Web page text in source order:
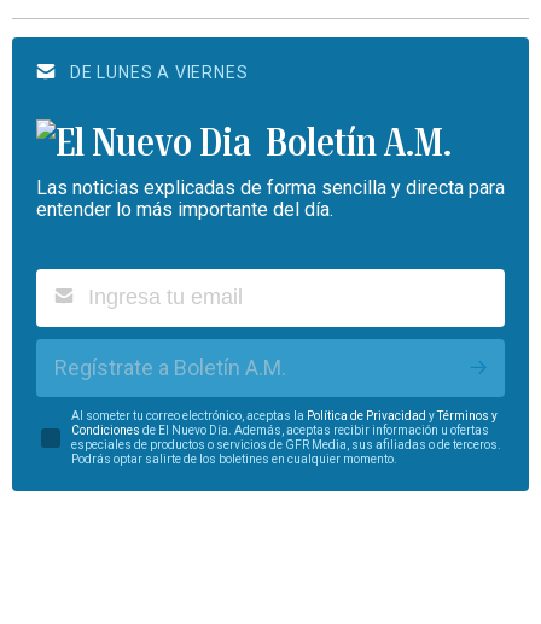
DE LUNES A VIERNES
Boletín A.M.
Las noticias explicadas de forma sencilla y directa para
entender lo más importante del día.
Regístrate a Boletín A.M.
Al someter tu correo electrónico, aceptas la Política de Privacidad yTérminos y
Condiciones de El Nuevo Día. Además, aceptas recibir información u ofertas
especiales de productos o servicios de GFR Media, sus afiliadas o de terceros.
Podrás optar salirte de los boletines en cualquier momento.